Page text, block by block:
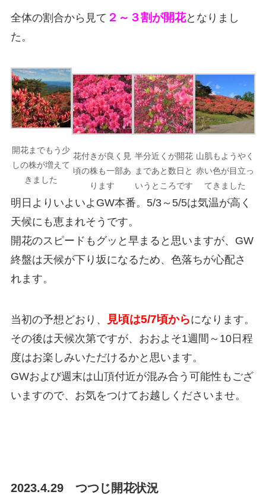
全体の割合から見て ２～３割が開花となりまし
た。
開花までもう少
しの株が増えて
きました
花付きが良く見
頃の株も一部あ
ります
半分近くが開花
まであと数日と
いうところです
山肌もようやく
赤い色が目立っ
てきました
明日よりいよいよGW本番。5/3～5/5は気温が高く
天候にも恵まれそうです。
開花のスピードもグッと早まると思いますが、GW
終盤は天候が下り坂になるため、色落ちが心配さ
れます。
当初の予想どおり、 見頃は5/7頃からになります。
その後は天候次第ですが、おおよそ1週間～10日程
度はお楽しみいただけるかと思います。
GWおよび週末は山頂付近が混み合う可能性もござ
いますので、お気をつけてお越しくださいませ。
2023.4.29 つつじ開花状況